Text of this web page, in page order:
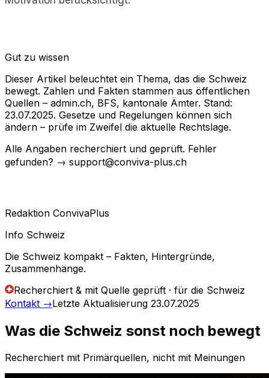
Gut zu wissen
Dieser Artikel beleuchtet ein Thema, das die Schweiz
bewegt. Zahlen und Fakten stammen aus öffentlichen
Quellen – admin.ch, BFS, kantonale Ämter. Stand:
23.07.2025. Gesetze und Regelungen können sich
ändern – prüfe im Zweifel die aktuelle Rechtslage.
Alle Angaben recherchiert und geprüft. Fehler
gefunden? → support@conviva-plus.ch
Redaktion ConvivaPlus
Info Schweiz
Die Schweiz kompakt – Fakten, Hintergründe,
Zusammenhänge.
Recherchiert & mit Quelle geprüft · für die Schweiz
Kontakt →Letzte Aktualisierung 23.07.2025
Was die Schweiz sonst noch bewegt
Recherchiert mit Primärquellen, nicht mit Meinungen